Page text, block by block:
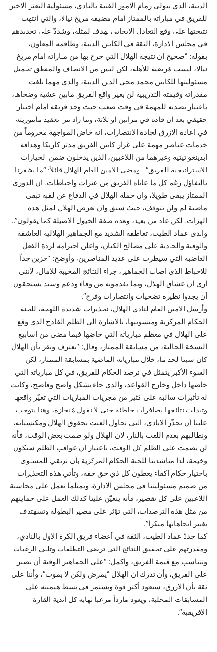
الديبة، الذي يتولى زمام الامور الفنية بالنادي، مسئولية التعثر الاخير
للفريق في مباراته بالممتاز امام مضيفه مريخ نيالا، والتي انتهت
نتيجتها على وقع التعادل الايجابي بهدف لمثله، وشددّ على تجديدهم
في مجلس الادارة، الثقة في الكابتن الديبة، وطاقمه المعاون،
بقوله: “صحيح ان نتيجة الهلال التي خرج بها من مباراته امام مريخ
نيالا، ليست مُرضية للأهلة، لكن ليس من الانصاف والمنطق تحميل
مسئوليتها للكابتن محمد محي الدين الديبة، والذي مهما بلغت
مقدراته وقيمته التدريبية لن يغير واقع الفريق مابين عشية وضحاها،
باعتبار تصديه للمهمة في وقت صعب حيث وجد فريقه امام اختبار
حقيقي بعد ان قاده في مرانين او ثلاثة، وما زاد من تعقيد مأموريته
في اعادة الازرق لجادة الانتصارات، انه خاض المواجهة محروماً من
خدمات عناصر مهمة على غرار كابتن الفريق مدثر كاريكا وهدافه
ابدينغو تيتيه وغيرهما من اللاعبين، الذين يدخلون ضمن الخيارات
الاستراتيجية للفريق”.. ومضى الامين العام للهلال قائلاً: “ما يشعرنا
بالتفاؤل رغم كل ما عاناه الفريق من عثرات واحباطات، ان الدوري
الممتاز يبقى طويلا، وان حملة الهلال في الدفاع عن لقبه تبقى
ماضية لم ولن تتوقف، حيث سبق وان تعرض الهلال لمثل هذه
الهزات، لكن عاد من بعيد، وهذه صفة الخيول الاصيلة كما يقولون”..
وابدى عماد الطيب، تعاطفه الشديد مع الجماهير الهلالية العاشقة
والوفية والحادبة على مصالح الكيان، واعلن احترامه لردة الفعل
الغاضبة التي سيطرت على عديد المناصرين، وأوضح: “حزين جداً
للإحباط الذي اصاب الجماهير، جراء النتائج المخيبة للامال، لأنني
ارى ان عشاق الهلال، وبما يقدمونه من وفاء ودعم وسند يستحقون
أن يجدوا نظيره تضحيات وانتصارات وفرح”.
وأرسل الامين العام لنادي الهلال، تحذيرات شديدة اللهجة، للجنة
الحكام المركزية ومنسوبيها، بالاشارة الى الظلم الفادح الذي وقع
على الهلال في معظم مبارياته التي خاضها فيما مضى من اسابيع
النسخة الحالية، من مسابقة الممتاز، وقال: “نعترف ونقر بأن الهلال
كان سيئا لحد ما، خلال مبارياته الماضية بمسابقة الممتاز، لكن
السوء الأكبر يتمثل في ترصد الحكام للفريق، في كل مبارياته التي
خاضها داخل وخارج القواعد، والذي جاء بشكل واضح وفاضح، وكانت
له تأثيرات سالبة على كثير من مجريات المباريات التي تغيّر واقعها
وتبدلت نتائجها بصافرات خاطئة حتى لا نقول مُنحازة، وهنا يتوجب
علينا أن نحذّر الايادي، التي تحاول العبث بحقوق الهلال ومكتسباته،
ونطالبهم بعدم اللعب بالنار، لان الهلال ولو صمت بعض الوقت، فأنه
لن يصمت على الظلم كل الوقت، باعتبار ان عواقب الظلم ستكون
وخيمة، لذا مناشدتنا للجنة الحكام المركزية بأن ترتقي للمستوى
باختيار حكام اكفاء يعطون كل ذي حق حقه، وتأتي هذه التحذيرات
من صميم مسئوليتنا في مجلس الادارة، وبمثلما نعمل على محاسبة
اللاعبين على كل تقصير، فأنه يتعيّن علينا كذلك العمل على حمايتهم
من مثل هذه الترصدات، التي تؤثر على مصير البطولة وتسهتدف
تغيير اتجاهاتها مبكرا”.
كما جددّ عماد الطيب، الثقة في أعضاء فريق الكرة الاول بالنادي،
ومقدرتهم على تحقيق النتائج التي ترضي التطلعات وتلبي الرغبات
وتتناسب مع قيمة الفريق، وأكمل: “على الجماهير الوفية أن تصبر
على الفريق، وأن تدرك ان الهلال “يمرض ولكن لا يموت”، وأننا على
ثقة بأن الازرق، سيعود أكثر قوة ويستمر في بسط هيمنته على
المسابقات المحلية، ويعود مارداً مرعبا تهابه كل أندية القارة
الافريقية”.